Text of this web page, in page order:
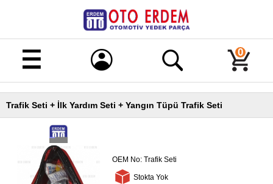
Merhaba!
Giriş
Kayıt
Kampanyalı
0
Trafik Seti + İlk Yardım Seti + Yangın Tüpü Trafik Seti
OEM No:Trafik Seti
Stokta Yok